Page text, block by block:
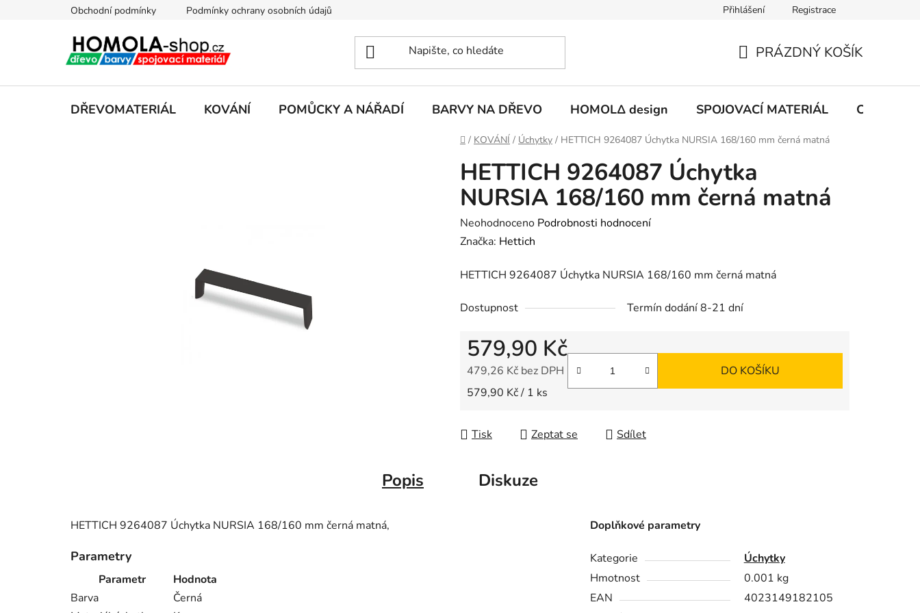
Obchodní podmínky Podmínky ochrany osobních údajů Přihlášení Registrace
KOŠÍK
PRÁZDNÝ KOŠÍK
DŘEVOMATERIÁL KOVÁNÍ POMŮCKY A NÁŘADÍ BARVY NA DŘEVO HOMOLΔ design SPOJOVACÍ MATERIÁL CHEMIE
Domů
/ KOVÁNÍ / Úchytky / HETTICH 9264087 Úchytka NURSIA 168/160 mm černá matná
HETTICH 9264087 Úchytka
NURSIA 168/160 mm černá matná
Průměrné
hodnocení
je
z
hvězdiček.
Neohodnoceno Podrobnosti hodnocení
Značka: Hettich
HETTICH 9264087 Úchytka NURSIA 168/160 mm černá matná
Dostupnost Termín dodání 8-21 dní
579,90 Kč
479,26 Kč bez DPH
Měrná cena:
579,90 Kč / 1 ks
DO KOŠÍKU
Tisk Zeptat se Sdílet
Popis Diskuze
HETTICH 9264087 Úchytka NURSIA 168/160 mm černá matná,
Parametry
Parametr
Hodnota
Barva
Černá
Doplňkové parametry
Kategorie
Úchytky
Hmotnost
0.001 kg
EAN
4023149182105